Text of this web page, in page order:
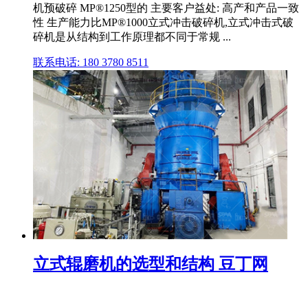
机预破碎 MP®1250型的 主要客户益处: 高产和产品一致
性 生产能力比MP®1000立式冲击破碎机,立式冲击式破
碎机是从结构到工作原理都不同于常规 ...
联系电话: 180 3780 8511
立式辊磨机的选型和结构 豆丁网